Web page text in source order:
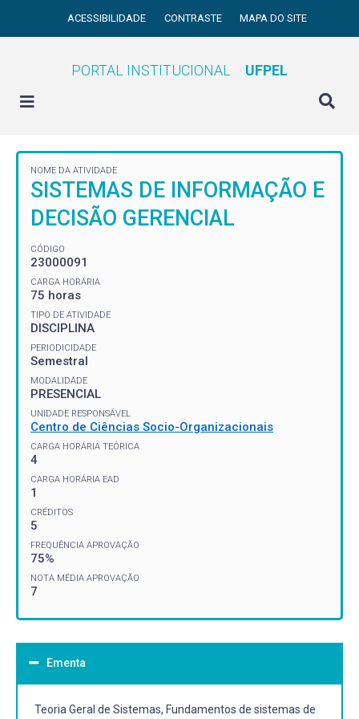
ACESSIBILIDADE CONTRASTE MAPA DO SITE
PORTAL INSTITUCIONAL UFPEL
NOME DA ATIVIDADE
SISTEMAS DE INFORMAÇÃO E
DECISÃO GERENCIAL
CÓDIGO
23000091
CARGA HORÁRIA
75 horas
TIPO DE ATIVIDADE
DISCIPLINA
PERIODICIDADE
Semestral
MODALIDADE
PRESENCIAL
UNIDADE RESPONSÁVEL
Centro de Ciências Socio-Organizacionais
CARGA HORÁRIA TEÓRICA
4
CARGA HORÁRIA EAD
1
CRÉDITOS
5
FREQUÊNCIA APROVAÇÃO
75%
NOTA MÉDIA APROVAÇÃO
7
Ementa
Teoria Geral de Sistemas, Fundamentos de sistemas de